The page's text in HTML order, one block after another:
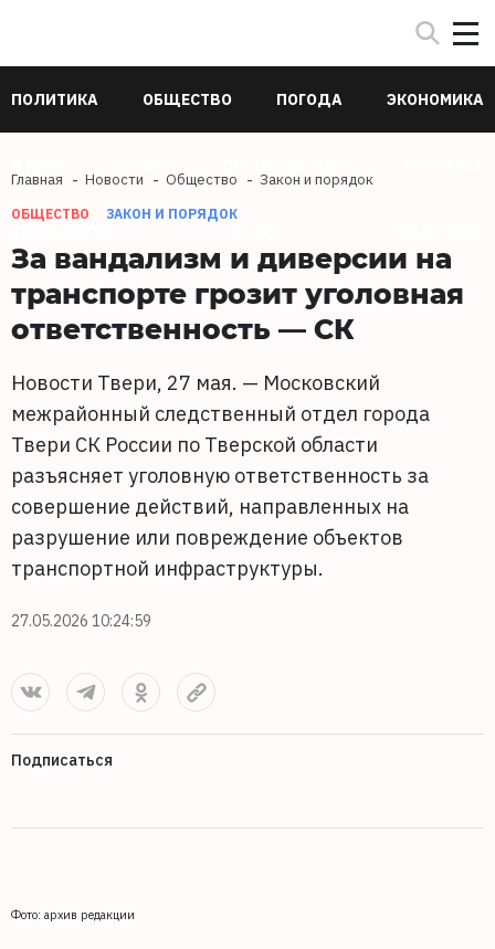
ПОЛИТИКА ОБЩЕСТВО ПОГОДА ЭКОНОМИКА
Главная Новости Общество Закон и порядок
ОБЩЕСТВО ЗАКОН И ПОРЯДОК
За вандализм и диверсии на
транспорте грозит уголовная
ответственность — СК
Новости Твери, 27 мая. — Московский
межрайонный следственный отдел города
Твери СК России по Тверской области
разъясняет уголовную ответственность за
совершение действий, направленных на
разрушение или повреждение объектов
транспортной инфраструктуры.
27.05.2026 10:24:59
Подписаться
Фото: архив редакции